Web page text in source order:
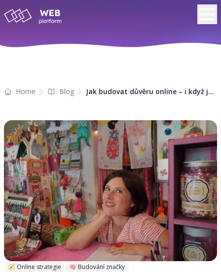
Home Blog Jak budovat důvěru online – i když jste malá firma nebo začínáte
🧭 Online strategie 🧠 Budování značky